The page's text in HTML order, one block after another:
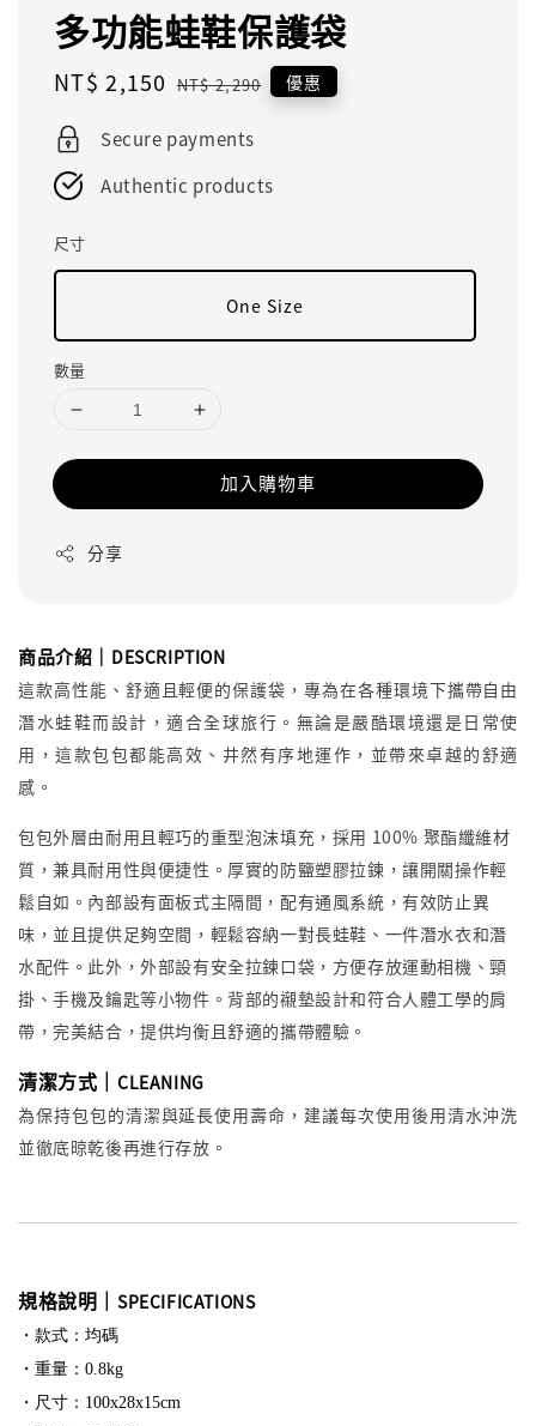
多功能蛙鞋保護袋
Sale
NT$ 2,150 Regular
NT$ 2,290 優惠
Secure payments
Authentic products
尺寸
One Size
數量
加入購物車
分享
商品介紹｜ DESCRIPTION
這款高性能、舒適且輕便的保護袋，專為在各種環境下攜帶自由
潛水蛙鞋而設計，適合全球旅行。無論是嚴酷環境還是日常使
用，這款包包都能高效、井然有序地運作，並帶來卓越的舒適
感。
包包外層由耐用且輕巧的重型泡沫填充，採用 100% 聚酯纖維材
質，兼具耐用性與便捷性。厚實的防鹽塑膠拉鍊，讓開關操作輕
鬆自如。內部設有面板式主隔間，配有通風系統，有效防止異
味，並且提供足夠空間，輕鬆容納一對長蛙鞋、一件潛水衣和潛
水配件。此外，外部設有安全拉鍊口袋，方便存放運動相機、頸
掛、手機及鑰匙等小物件。背部的襯墊設計和符合人體工學的肩
帶，完美結合，提供均衡且舒適的攜帶體驗。
清潔方式｜ CLEANING
為保持包包的清潔與延長使用壽命，建議每次使用後用清水沖洗
並徹底晾乾後再進行存放。
規格說明｜ SPECIFICATIONS
・款式：均碼
・重量：0.8kg
・尺寸：100x28x15cm